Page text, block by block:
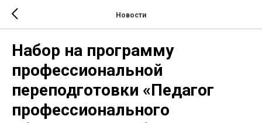
Новости
Набор на программу
профессиональной
переподготовки «Педагог
профессионального